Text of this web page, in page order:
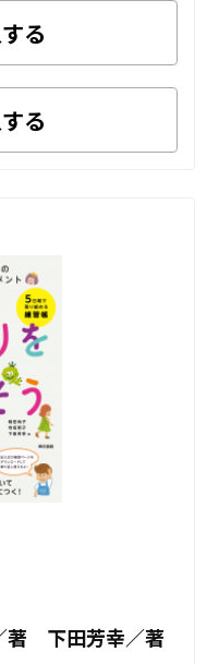
る
る
著 下田芳幸／著